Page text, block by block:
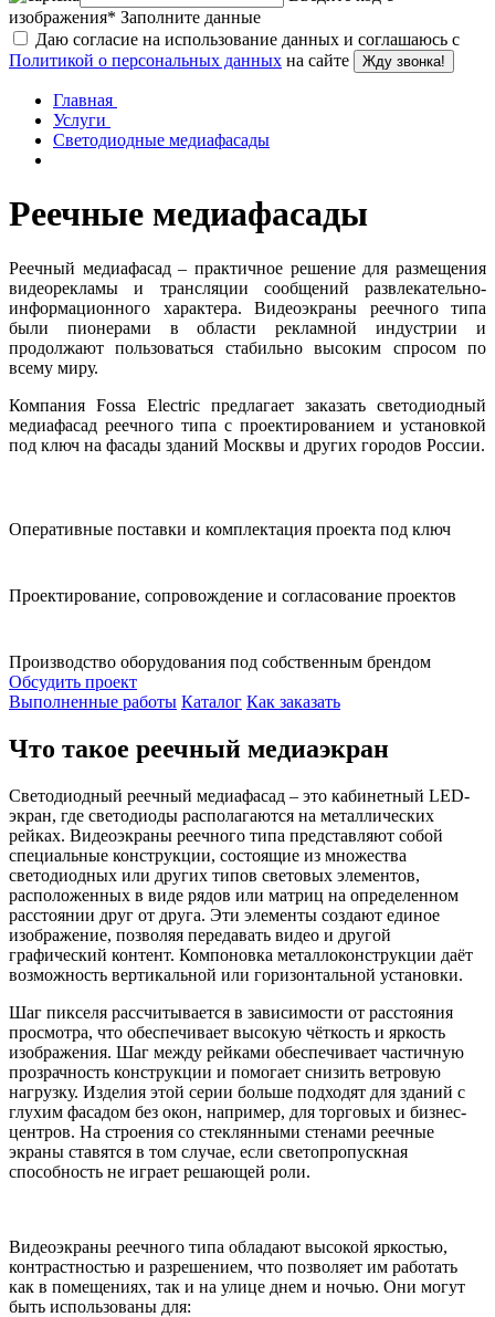
изображения* Заполните данные
Даю согласие на использование данных и соглашаюсь с
Политикой о персональных данных на сайте Жду звонка!
Главная
Услуги
Светодиодные медиафасады
Реечные медиафасады
Реечный медиафасад – практичное решение для размещения
видеорекламы и трансляции сообщений развлекательно-
информационного характера. Видеоэкраны реечного типа
были пионерами в области рекламной индустрии и
продолжают пользоваться стабильно высоким спросом по
всему миру.
Компания Fossa Electric предлагает заказать светодиодный
медиафасад реечного типа с проектированием и установкой
под ключ на фасады зданий Москвы и других городов России.
Оперативные поставки и комплектация проекта под ключ
Проектирование, сопровождение и согласование проектов
Производство оборудования под собственным брендом
Обсудить проект
Выполненные работы Каталог Как заказать
Что такое реечный медиаэкран
Светодиодный реечный медиафасад – это кабинетный LED-
экран, где светодиоды располагаются на металлических
рейках. Видеоэкраны реечного типа представляют собой
специальные конструкции, состоящие из множества
светодиодных или других типов световых элементов,
расположенных в виде рядов или матриц на определенном
расстоянии друг от друга. Эти элементы создают единое
изображение, позволяя передавать видео и другой
графический контент. Компоновка металлоконструкции даёт
возможность вертикальной или горизонтальной установки.
Шаг пикселя рассчитывается в зависимости от расстояния
просмотра, что обеспечивает высокую чёткость и яркость
изображения. Шаг между рейками обеспечивает частичную
прозрачность конструкции и помогает снизить ветровую
нагрузку. Изделия этой серии больше подходят для зданий с
глухим фасадом без окон, например, для торговых и бизнес-
центров. На строения со стеклянными стенами реечные
экраны ставятся в том случае, если светопропускная
способность не играет решающей роли.
Видеоэкраны реечного типа обладают высокой яркостью,
контрастностью и разрешением, что позволяет им работать
как в помещениях, так и на улице днем и ночью. Они могут
быть использованы для: